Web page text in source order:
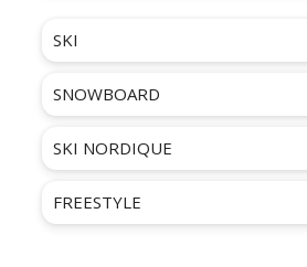
SKI
SNOWBOARD
SKI NORDIQUE
FREESTYLE